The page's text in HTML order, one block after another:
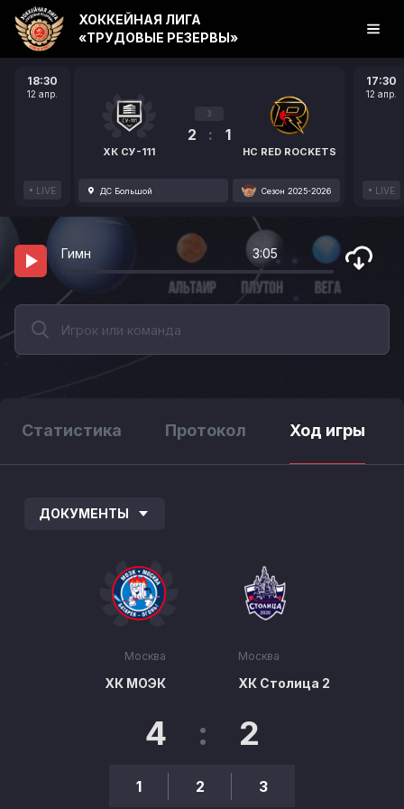
18:30
12 апр.
LIVE
ХК СУ-111
3
2 : 1
HC RED ROCKETS
ДС Большой Сезон 2025-2026
17:30
12 апр.
LIVE
ХОККЕЙНАЯ ЛИГА
«ТРУДОВЫЕ РЕЗЕРВЫ»
Гимн 3:05
Статистика Протокол Ход игры
ДОКУМЕНТЫ
Москва
ХК МОЭК
4 : 2
1 2 3
Москва
ХК Столица 2